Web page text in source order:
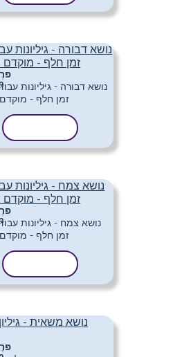
נושא דבורה - גיליונות
זמן חלף - מוקדם
נושא צמח - גיליונות
זמן חלף - מוקדם
נושא משאית -